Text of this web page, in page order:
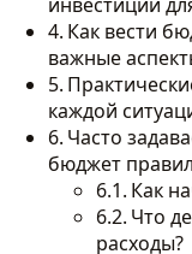
Как вести
важные
каждой
Часто
бюджет
Как
Что
расходы?